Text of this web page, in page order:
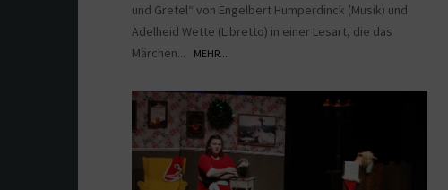
und Gretel“ von Engelbert Humperdinck (Musik) und
Adelheid Wette (Libretto) in einer Lesart, die das
Märchen...
MEHR...